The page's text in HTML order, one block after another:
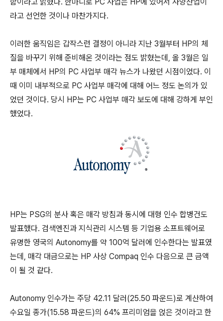
라고 선언한 것이나 마찬가지다.
이러한 움직임은 갑작스런 결정이 아니라 지난 3월부터 HP의 체
질을 바꾸기 위해 준비해온 것이라는 점도 밝혔는데, 올 3월은 일
부 매체에서 HP의 PC 사업부 매각 뉴스가 나왔던 시점이었다. 이
때 이미 내부적으로 PC 사업부 매각에 대해 어느 정도 논의가 있
었던 것이다. 당시 HP는 PC 사업부 매각 보도에 대해 강하게 부인
했었다.
HP는 PSG의 분사 혹은 매각 방침과 동시에 대형 인수 합병건도
발표했다. 검색엔진과 지식관리 시스템 등 기업용 소프트웨어로
유명한 영국의 Autonomy를 약 100억 달러에 인수한다는 발표였
는데, 매각 대금으로는 HP 사상 Compaq 인수 다음으로 큰 금액
이 될 것 같다.
Autonomy 인수가는 주당 42.11 달러(25.50 파운드)로 계산하여
수요일 종가(15.58 파운드)의 64% 프리미엄을 얹은 것이라고 한